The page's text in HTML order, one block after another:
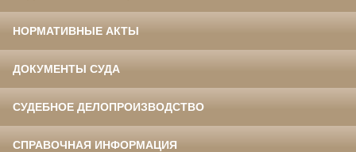
НОРМАТИВНЫЕ АКТЫ
ДОКУМЕНТЫ СУДА
СУДЕБНОЕ ДЕЛОПРОИЗВОДСТВО
СПРАВОЧНАЯ ИНФОРМАЦИЯ